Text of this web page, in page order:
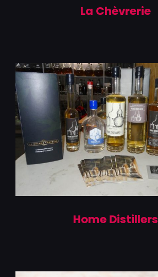
La Chèvrerie
Home Distillers